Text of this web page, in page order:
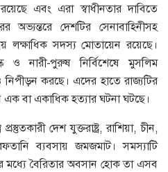
এবং এরা স্বাধীনতার দাবিতে
অভ্যন্তরে দেশটির সেনাবাহিনীসহ
লক্ষাধিক সদস্য মোতায়েন রয়েছে।
ও নারী-পুরুষ নির্বিশেষে মুসলিম
নিপীড়ন করছে। এদের হাতে রাজ্যটির
বা একাধিক হত্যার ঘটনা ঘটছে।
দেশ যুক্তরাষ্ট্র, রাশিয়া, চীন,
ব্যবসায় জমজমাট। সমস্যাটি
মধ্যে বৈরিতার অবসান হোক তা এসব